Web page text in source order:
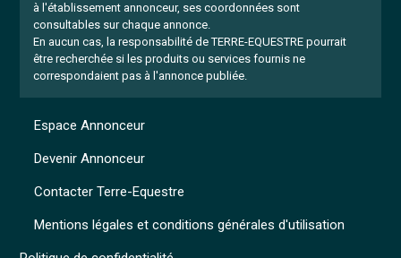
à l'établissement annonceur, ses coordonnées sont
consultables sur chaque annonce.
En aucun cas, la responsabilité de TERRE-EQUESTRE pourrait
être recherchée si les produits ou services fournis ne
correspondaient pas à l'annonce publiée.
Mentions légales et conditions générales d'utilisation
Espace Annonceur
Devenir Annonceur
Contacter Terre-Equestre